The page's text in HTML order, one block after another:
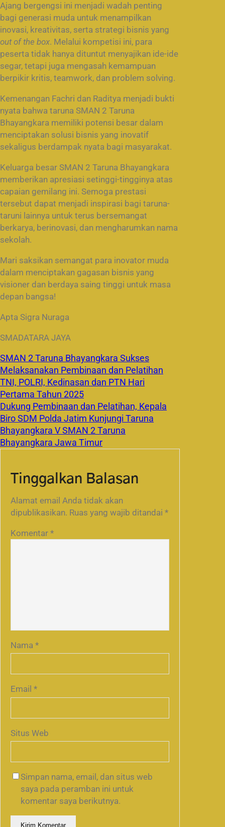
Ajang bergengsi ini menjadi wadah penting
bagi generasi muda untuk menampilkan
inovasi, kreativitas, serta strategi bisnis yang
out of the box. Melalui kompetisi ini, para
peserta tidak hanya dituntut menyajikan ide-ide
segar, tetapi juga mengasah kemampuan
berpikir kritis, teamwork, dan problem solving.
Kemenangan Fachri dan Raditya menjadi bukti
nyata bahwa taruna SMAN 2 Taruna
Bhayangkara memiliki potensi besar dalam
menciptakan solusi bisnis yang inovatif
sekaligus berdampak nyata bagi masyarakat.
Keluarga besar SMAN 2 Taruna Bhayangkara
memberikan apresiasi setinggi-tingginya atas
capaian gemilang ini. Semoga prestasi
tersebut dapat menjadi inspirasi bagi taruna-
taruni lainnya untuk terus bersemangat
berkarya, berinovasi, dan mengharumkan nama
sekolah.
Mari saksikan semangat para inovator muda
dalam menciptakan gagasan bisnis yang
visioner dan berdaya saing tinggi untuk masa
depan bangsa!
Apta Sigra Nuraga
SMADATARA JAYA
SMAN 2 Taruna Bhayangkara Sukses
Melaksanakan Pembinaan dan Pelatihan
TNI, POLRI, Kedinasan dan PTN Hari
Pertama Tahun 2025
Dukung Pembinaan dan Pelatihan, Kepala
Biro SDM Polda Jatim Kunjungi Taruna
Bhayangkara V SMAN 2 Taruna
Bhayangkara Jawa Timur
Tinggalkan Balasan
Alamat email Anda tidak akan
dipublikasikan. Ruas yang wajib ditandai *
Komentar *
Nama *
Email *
Situs Web
Simpan nama, email, dan situs web
saya pada peramban ini untuk
komentar saya berikutnya.